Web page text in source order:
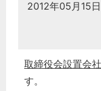
2012年05月15
取締役会設置会社
す。